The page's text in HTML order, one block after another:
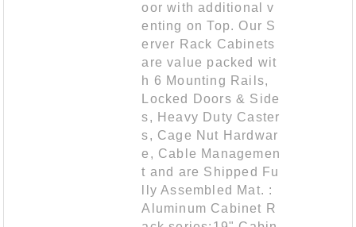
oor with additional v
enting on Top. Our S
erver Rack Cabinets
are value packed wit
h 6 Mounting Rails,
Locked Doors & Side
s, Heavy Duty Caster
s, Cage Nut Hardwar
e, Cable Managemen
t and are Shipped Fu
lly Assembled Mat. :
Aluminum Cabinet R